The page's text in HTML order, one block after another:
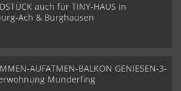
auch für TINY-HAUS in
Ach & Burghausen
AUFATMEN-BALKON GENIESEN-3-
Munderfing